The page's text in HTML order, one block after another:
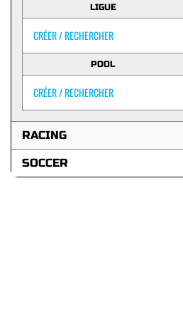
LIGUE
CRÉER / RECHERCHER
POOL
CRÉER / RECHERCHER
RACING
SOCCER